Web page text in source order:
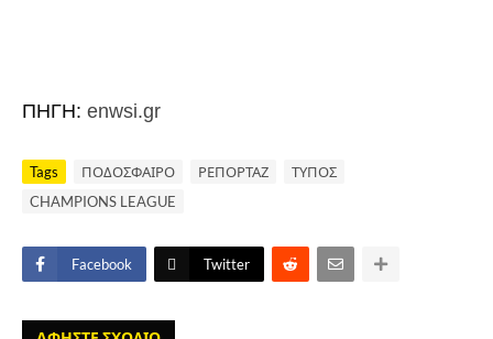
ΠΗΓΗ: enwsi.gr
Tags ΠΟΔΟΣΦΑΙΡΟ ΡΕΠΟΡΤΑΖ
ΤΥΠΟΣ
CHAMPIONS LEAGUE
Facebook Twitter